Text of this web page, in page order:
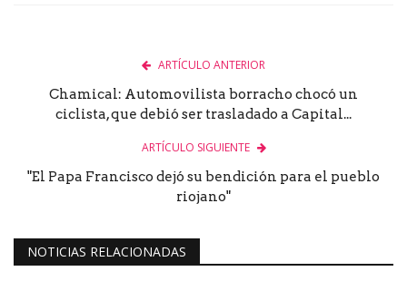
ARTÍCULO ANTERIOR
Chamical: Automovilista borracho chocó un
ciclista, que debió ser trasladado a Capital...
ARTÍCULO SIGUIENTE
"El Papa Francisco dejó su bendición para el pueblo
riojano"
NOTICIAS RELACIONADAS